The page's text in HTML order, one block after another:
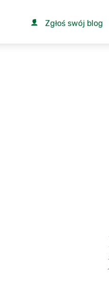
Zgłoś swój blog